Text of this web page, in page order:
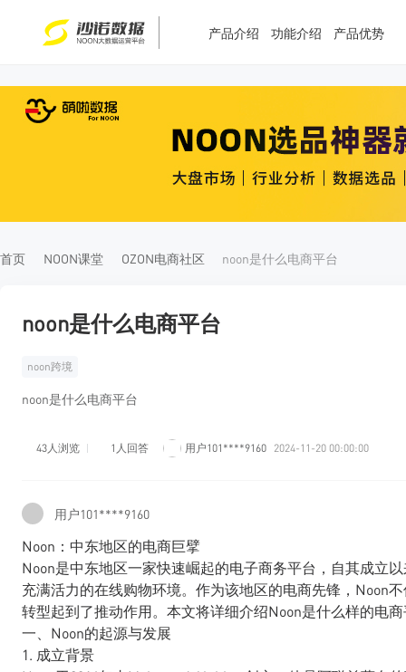
产品介绍 功能介绍 产品优势
首页 NOON课堂 OZON电商社区 noon是什么电商平台
noon是什么电商平台
noon跨境
noon是什么电商平台
43人浏览 1人回答 用户101****9160 2024-11-20 00:00:00
用户101****9160
Noon：中东地区的电商巨擘
Noon是中东地区一家快速崛起的电子商务平台，自其成立
充满活力的在线购物环境。作为该地区的电商先锋，Noon
转型起到了推动作用。本文将详细介绍Noon是什么样的电
一、Noon的起源与发展
1. 成立背景